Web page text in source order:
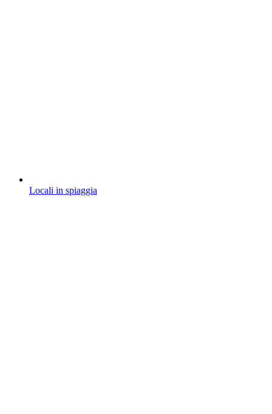
Locali in spiaggia